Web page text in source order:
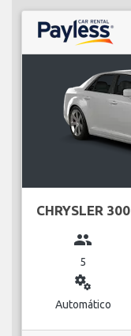
CHRYSLER 300
group
5
miscellaneous_services
Automático